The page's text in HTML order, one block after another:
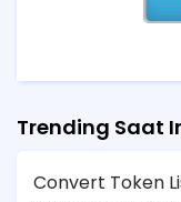
Trending Saat
Convert Token